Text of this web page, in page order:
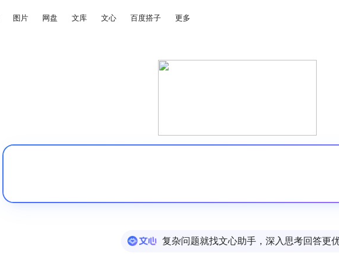
图片 网盘 文库 文心 百度搭子 更多
复杂问题就找文心助手，深入思考回答更